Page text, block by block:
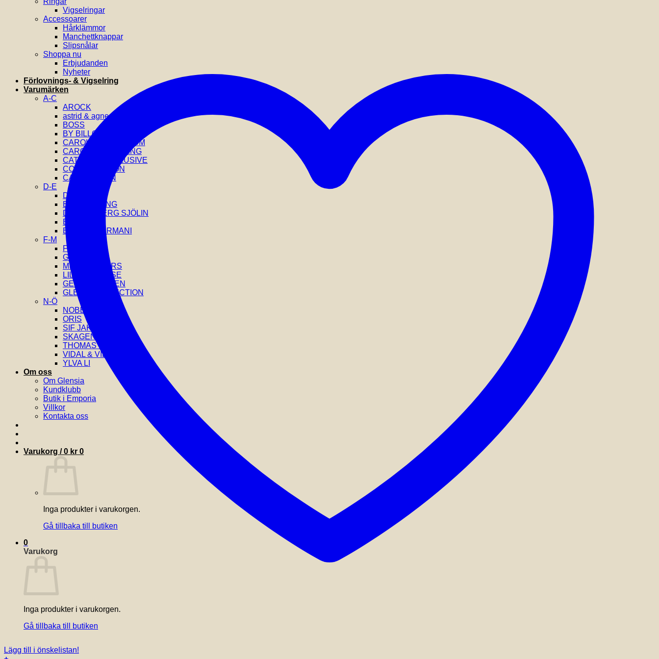
Vigselringar
Accessoarer
Hårklämmor
Manchettknappar
Slipsnålar
Shoppa nu
Erbjudanden
Nyheter
Förlovnings- & Vigselring
Varumärken
A-C
AROCK
astrid & agnes
BOSS
BY BILLGREN
CAROLINE SVEDBOM
CAROLINA GYNNING
CATWALK EXCLUSIVE
COEUR DE LION
CALVIN KLEIN
D-E
DIESEL
EFVA ATTLING
DRAKENBERG SJÖLIN
EDBLAD
EMPORIO ARMANI
F-M
FOSSIL
GANT
MICHAEL KORS
LILY AND ROSE
GEORG JENSEN
GLENSIA SELECTION
N-Ö
NOBEL
ORIS
SIF JAKOBS
SKAGEN
THOMAS SABO
VIDAL & VIDAL
YLVA LI
Om oss
Om Glensia
Kundklubb
Butik i Emporia
Villkor
Kontakta oss
Varukorg /0 kr 0
Inga produkter i varukorgen.
Gå tillbaka till butiken
0
Varukorg
Inga produkter i varukorgen.
Gå tillbaka till butiken
Lägg till i önskelistan!